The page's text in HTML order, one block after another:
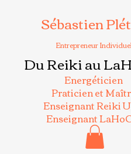
Sébastien
Entrepreneur
Du Reiki au
Energéticien
Praticien et
Enseignant Reiki
Enseignant